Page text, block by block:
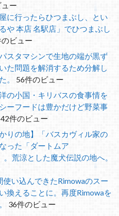
ー
に行ったらひつまぶし、とい
や 本店 名駅店」でひつまぶし
ビュー
スタマシンで生地の端が黒ず
た問題を解消するため分解し
。
56件のビュー
の小国・キリバスの食事情を
ーフードは豊かだけど野菜事
42件のビュー
りの地】「バスカヴィル家の
った「ダートムア
。荒涼とした魔犬伝説の地へ。
使い込んできたRimowaのスー
換えることに。再度Rimowaを
36件のビュー